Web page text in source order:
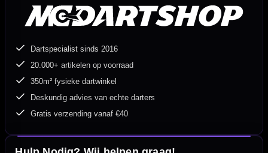
Dartspecialist sinds 2016
20.000+ artikelen op voorraad
350m² fysieke dartwinkel
Deskundig advies van echte darters
Gratis verzending vanaf €40